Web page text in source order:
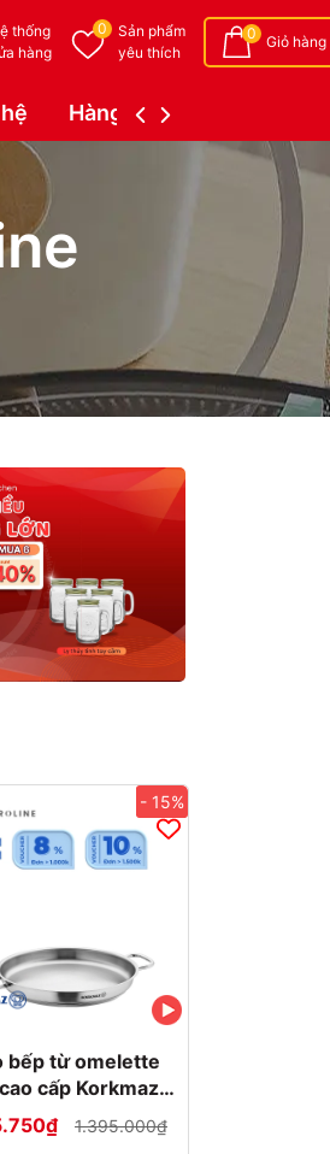
thống
hàng
0
Sản phẩm
yêu thích
0 Giỏ hàng
Hàng đặt trước (Coming
- 15%
bếp từ omelette
cấp Korkmaz
24 cm - A1185
1.395.000₫